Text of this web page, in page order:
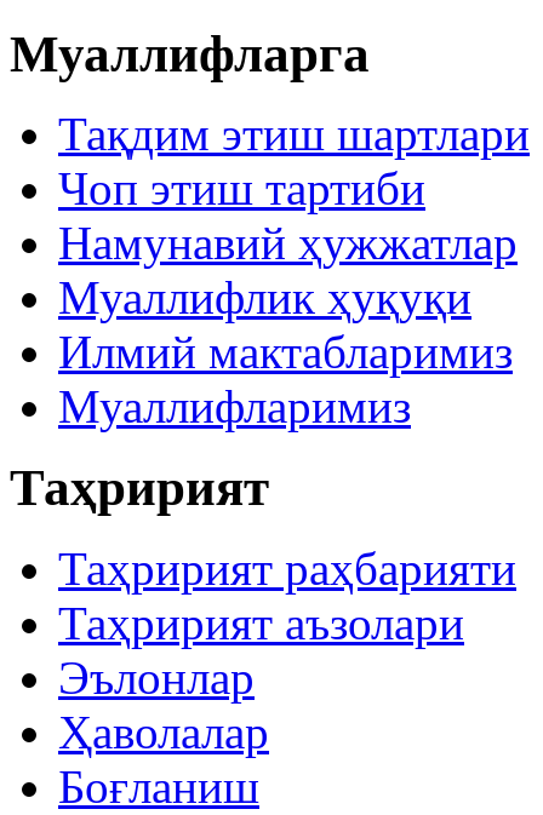
Муаллифларга
Тақдим этиш шартлари
Чоп этиш тартиби
Намунавий ҳужжатлар
Муаллифлик ҳуқуқи
Илмий мактабларимиз
Муаллифларимиз
Таҳририят
Таҳририят раҳбарияти
Таҳририят аъзолари
Эълонлар
Ҳаволалар
Боғланиш